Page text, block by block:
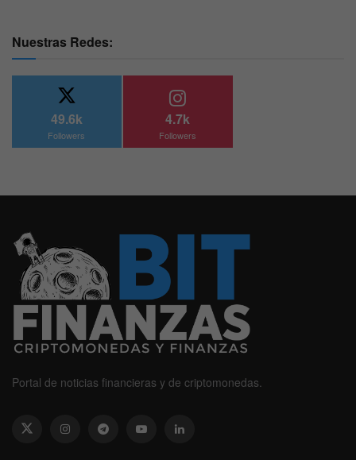
Nuestras Redes:
49.6k
Followers
4.7k
Followers
Portal de noticias financieras y de criptomonedas.